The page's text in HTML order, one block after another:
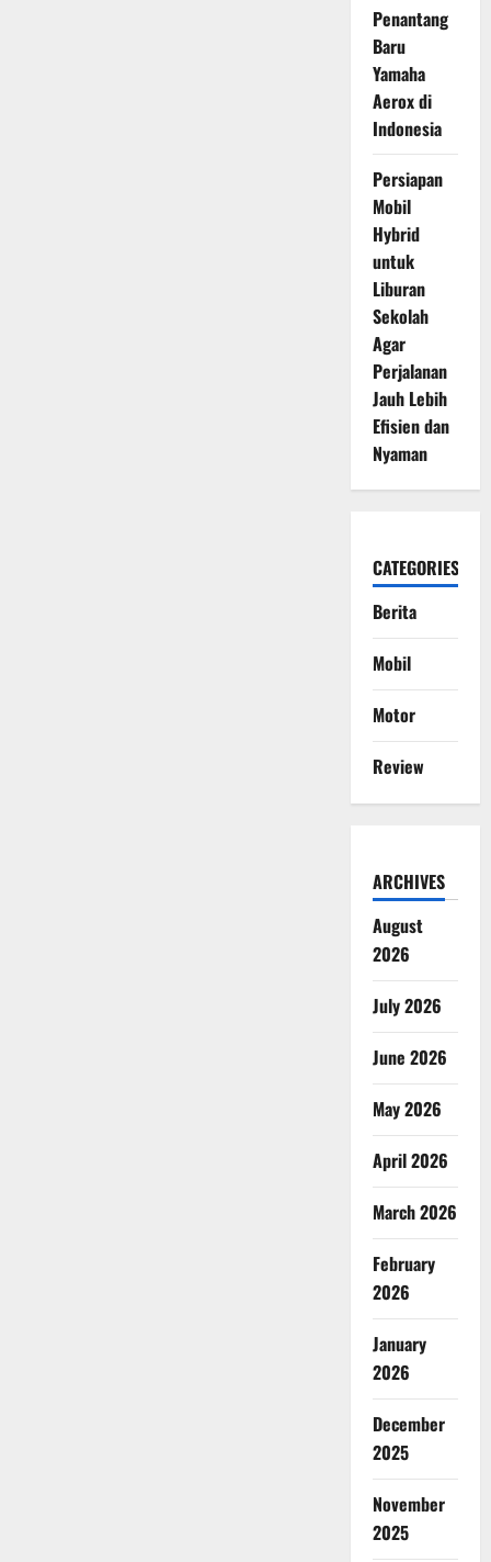
Penantang
Baru
Yamaha
Aerox di
Indonesia
Persiapan
Mobil
Hybrid
untuk
Liburan
Sekolah
Agar
Perjalanan
Jauh Lebih
Efisien dan
Nyaman
CATEGORIES
Berita
Mobil
Motor
Review
ARCHIVES
August
2026
July 2026
June 2026
May 2026
April 2026
March 2026
February
2026
January
2026
December
2025
November
2025